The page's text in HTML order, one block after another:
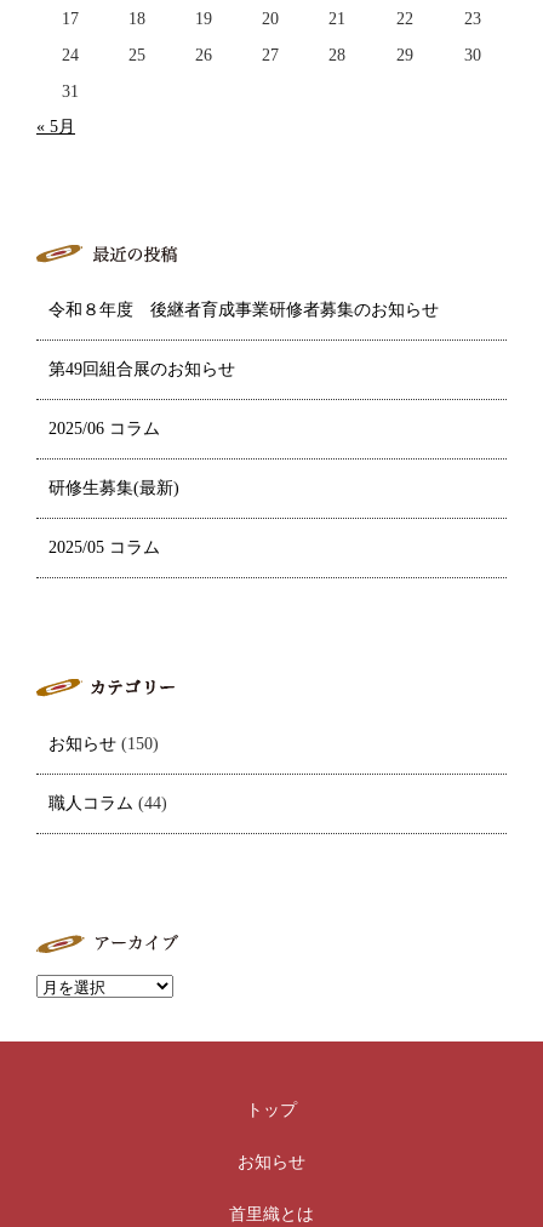
17
18 19 20 21 22
23
24
25 26 27 28 29
30
31
« 5月
令和８年度 後継者育成事業研修者募集のお知らせ
第49回組合展のお知らせ
2025/06 コラム
研修生募集(最新)
2025/05 コラム
お知らせ (150)
職人コラム (44)
トップ
お知らせ
首里織とは